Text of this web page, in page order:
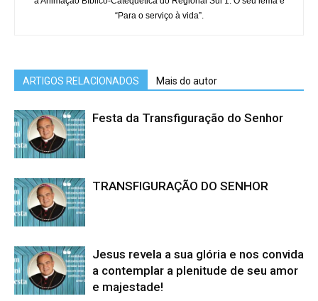
“Para o serviço à vida”.
ARTIGOS RELACIONADOS Mais do autor
Festa da Transfiguração do Senhor
TRANSFIGURAÇÃO DO SENHOR
Jesus revela a sua glória e nos convida
a contemplar a plenitude de seu amor
e majestade!